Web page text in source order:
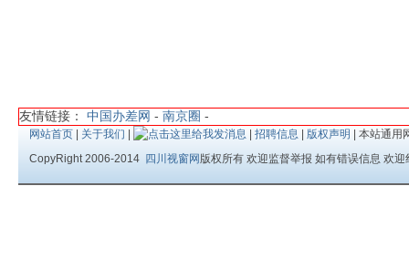
友情链接： 中国办差网 - 南京圈 -
网站首页 关于我们 招聘信息 版权声明
| 本站通用
CopyRight 2006-2014 四川视窗网 版权所有 欢迎监督举报 如有错误信息 欢迎